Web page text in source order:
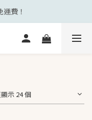
費！
示 24 個